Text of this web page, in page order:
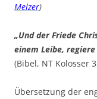
Melzer)
„Und der Friede
einem Leibe,
(Bibel, NT Kolosser
Übersetzung der